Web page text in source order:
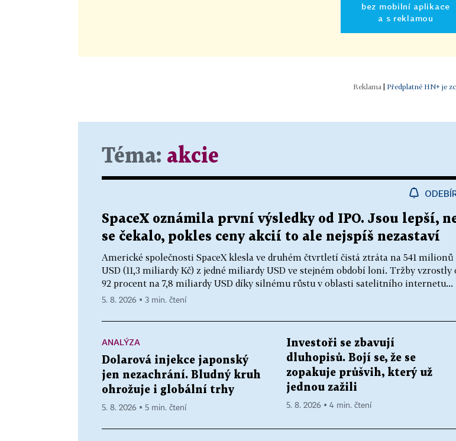
bez mobilní aplikace
a s reklamou
| Předplatné HN+ je
Téma: akcie
SpaceX oznámila první výsledky od IPO. Jsou lepší,
se čekalo, pokles ceny akcií to ale nejspíš nezastaví
Americké společnosti SpaceX klesla ve druhém čtvrtletí čistá ztráta na 541 milionů
USD (11,3 miliardy Kč) z jedné miliardy USD ve stejném období loni. Tržby vzrostly
92 procent na 7,8 miliardy USD díky silnému růstu v oblasti satelitního internetu...
5. 8. 2026 ▪ 3 min. čtení
ANALÝZA
Dolarová injekce japonský
jen nezachrání. Bludný kruh
ohrožuje i globální trhy
5. 8. 2026 ▪ 5 min. čtení
Investoři se zbavují
dluhopisů. Bojí se, že se
zopakuje průšvih, který už
jednou zažili
5. 8. 2026 ▪ 4 min. čtení